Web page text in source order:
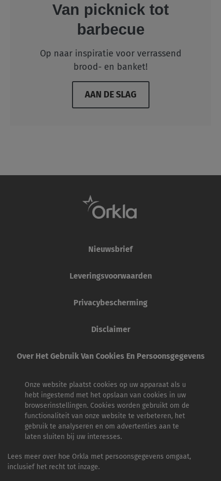
Van picknick tot
barbecue
Op naar inspiratie voor verrassend
brood- en banket!
AAN DE SLAG
Nieuwsbrief
Leveringsvoorwaarden
Privacybescherming
Disclaimer
Over Het Gebruik Van Cookies En Persoonsgegevens
Onze website plaatst cookies op uw apparaat als u
hebt ingestemd met het opslaan van cookies in uw
browserinstellingen. Cookies worden gebruikt om de
functionaliteit van onze website te verbeteren, het
gebruik te analyseren en om advertenties aan te
laten sluiten bij uw interesses.
Lees meer over hoe Orkla met persoonsgegevens omgaat,
inclusief het recht tot inzage.